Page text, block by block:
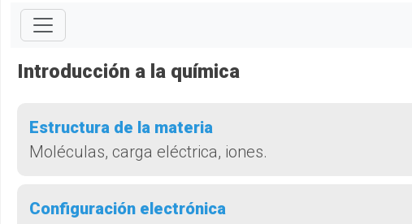
Introducción a la química
Estructura de la materia
Moléculas, carga eléctrica, iones.
Configuración electrónica